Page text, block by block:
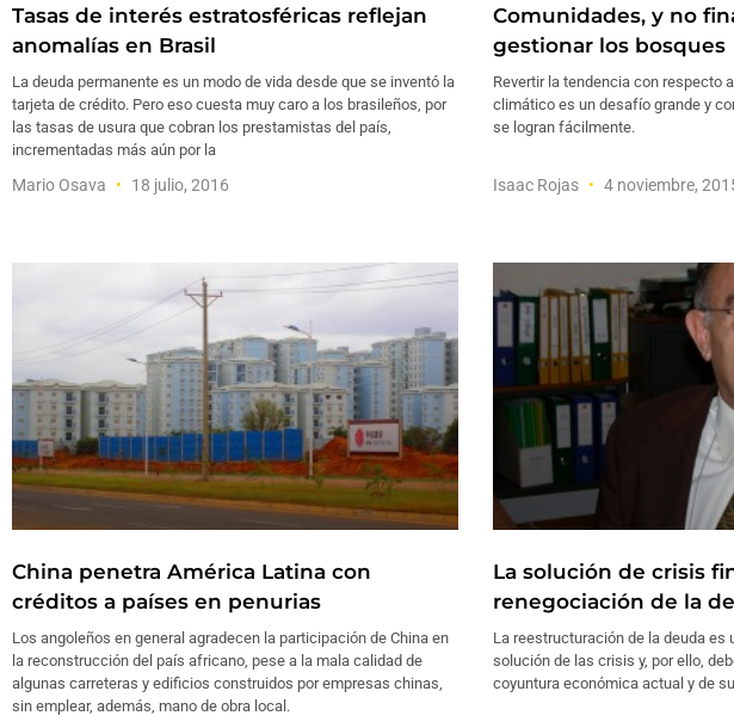
Tasas de interés estratosféricas reflejan
anomalías en Brasil
La deuda permanente es un modo de vida desde que se inventó la
tarjeta de crédito. Pero eso cuesta muy caro a los brasileños, por
las tasas de usura que cobran los prestamistas del país,
incrementadas más aún por la
Mario Osava 18 julio, 2016
Comunidades, y no
gestionar los bosques
Revertir la tendencia con respecto
climático es un desafío grande y
se logran fácilmente.
Isaac Rojas 4 noviembre,
China penetra América Latina con
créditos a países en penurias
Los angoleños en general agradecen la participación de China en
la reconstrucción del país africano, pese a la mala calidad de
algunas carreteras y edificios construidos por empresas chinas,
sin emplear, además, mano de obra local.
La solución de crisis
renegociación de la
La reestructuración de la deuda es
solución de las crisis y, por ello,
coyuntura económica actual y de